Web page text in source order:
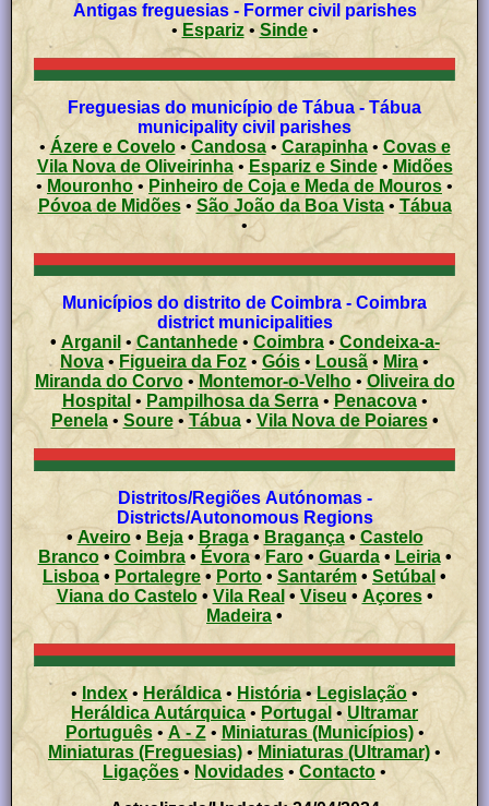
Antigas freguesias - Former civil parishes
• Espariz•Sinde•
Freguesias do município de Tábua - Tábua
municipality civil parishes
• Ázere e Covelo • Candosa• Carapinha• Covas e
Vila Nova de Oliveirinha• Espariz e Sinde • Midões
• Mouronho • Pinheiro de Coja e Meda de Mouros •
Póvoa de Midões• São João da Boa Vista• Tábua
•
Municípios do distrito de Coimbra - Coimbra
district municipalities
• Arganil •Cantanhede• Coimbra• Condeixa-a-
Nova• Figueira da Foz •Góis • Lousã • Mira•
Miranda do Corvo• Montemor-o-Velho•Oliveira do
Hospital • Pampilhosa da Serra• Penacova•
Penela• Soure•Tábua• Vila Nova de Poiares•
Distritos/Regiões Autónomas -
Districts/Autonomous Regions
• Aveiro• Beja• Braga• Bragança• Castelo
Branco•Coimbra• Évora•Faro• Guarda• Leiria•
Lisboa • Portalegre • Porto • Santarém • Setúbal •
Viana do Castelo•Vila Real • Viseu • Açores •
Madeira •
• Index •Heráldica • História •Legislação •
Heráldica Autárquica • Portugal • Ultramar
Português• A - Z• Miniaturas (Municípios)•
Miniaturas (Freguesias) •Miniaturas (Ultramar)•
Ligações• Novidades• Contacto •